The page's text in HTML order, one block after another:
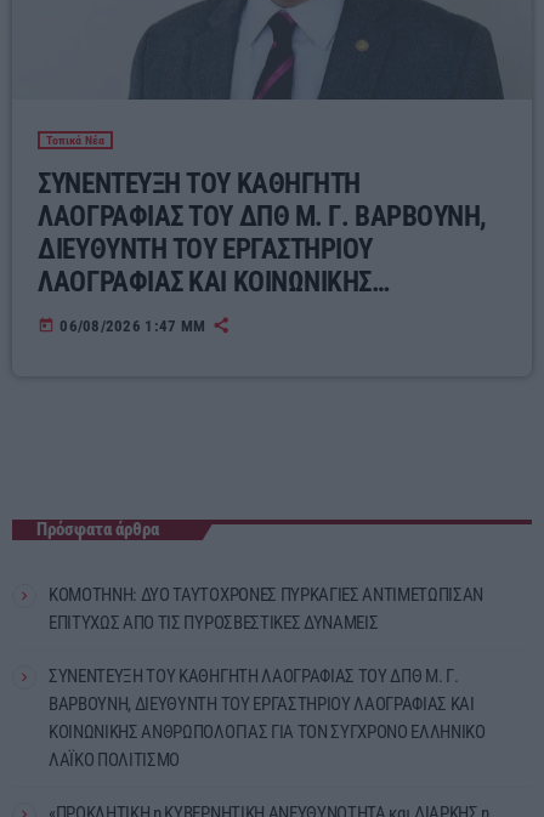
Τοπικά Νέα
ΣΥΝΕΝΤΕΥΞΗ ΤΟΥ ΚΑΘΗΓΗΤΗ
ΛΑΟΓΡΑΦΙΑΣ ΤΟΥ ΔΠΘ Μ. Γ. ΒΑΡΒΟΥΝΗ,
ΔΙΕΥΘΥΝΤΗ ΤΟΥ ΕΡΓΑΣΤΗΡΙΟΥ
ΛΑΟΓΡΑΦΙΑΣ ΚΑΙ ΚΟΙΝΩΝΙΚΗΣ
ΑΝΘΡΩΠΟΛΟΓΙΑΣ ΓΙΑ ΤΟΝ ΣΥΓΧΡΟΝΟ
today 06/08/2026 1:47 ΜΜ
Πρόσφατα άρθρα
ΚΟΜΟΤΗΝΗ: ΔΥΟ ΤΑΥΤΟΧΡΟΝΕΣ ΠΥΡΚΑΓΙΕΣ ΑΝΤΙΜΕΤΩΠΙΣΑΝ
ΕΠΙΤΥΧΩΣ ΑΠΟ ΤΙΣ ΠΥΡΟΣΒΕΣΤΙΚΕΣ ΔΥΝΑΜΕΙΣ
ΣΥΝΕΝΤΕΥΞΗ ΤΟΥ ΚΑΘΗΓΗΤΗ ΛΑΟΓΡΑΦΙΑΣ ΤΟΥ ΔΠΘ Μ. Γ.
ΒΑΡΒΟΥΝΗ, ΔΙΕΥΘΥΝΤΗ ΤΟΥ ΕΡΓΑΣΤΗΡΙΟΥ ΛΑΟΓΡΑΦΙΑΣ ΚΑΙ
ΚΟΙΝΩΝΙΚΗΣ ΑΝΘΡΩΠΟΛΟΓΙΑΣ ΓΙΑ ΤΟΝ ΣΥΓΧΡΟΝΟ ΕΛΛΗΝΙΚΟ
ΛΑΪΚΟ ΠΟΛΙΤΙΣΜΟ